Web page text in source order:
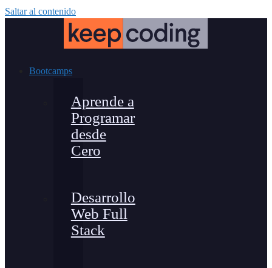
Saltar al contenido
Bootcamps
Aprende a
Programar
desde
Cero
Desarrollo
Web Full
Stack